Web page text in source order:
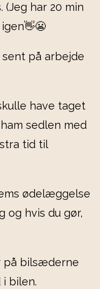
(Jeg har 20 min
på arbejde
have taget
sedlen med
tid til
ødelæggelse
og hvis du gør,
på bilsæderne
bilen.